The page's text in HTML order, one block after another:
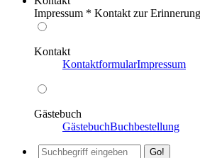
Impressum * Kontakt zur
Kontakt
KontaktformularImpressum
Gästebuch
GästebuchBuchbestellung